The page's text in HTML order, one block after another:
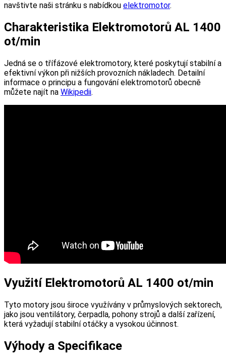
navštivte naši stránku s nabídkou elektromotor.
Charakteristika Elektromotorů AL 1400
ot/min
Jedná se o třífázové elektromotory, které poskytují stabilní a
efektivní výkon při nižších provozních nákladech. Detailní
informace o principu a fungování elektromotorů obecně
můžete najít na Wikipedii.
Využití Elektromotorů AL 1400 ot/min
Tyto motory jsou široce využívány v průmyslových sektorech,
jako jsou ventilátory, čerpadla, pohony strojů a další zařízení,
která vyžadují stabilní otáčky a vysokou účinnost.
Výhody a Specifikace